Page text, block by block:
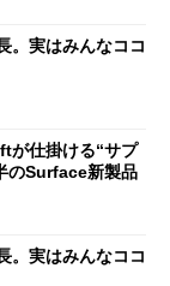
。実はみんなココ
が仕掛ける“サプ
のSurface新製品
。実はみんなココ